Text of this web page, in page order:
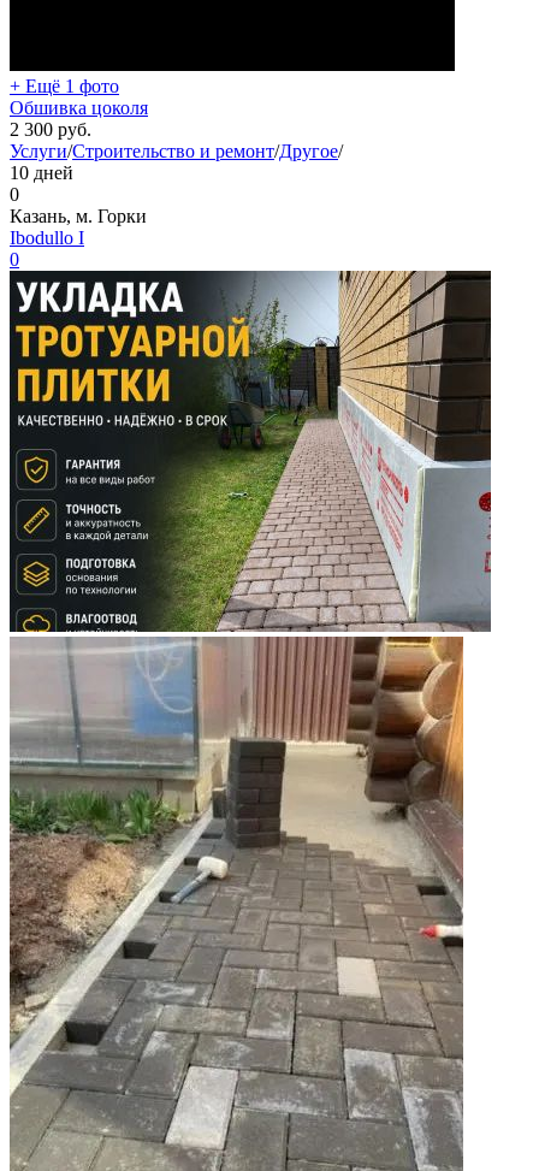
+ Ещё 1 фото
Обшивка цоколя
2 300 руб.
Услуги/Строительство и ремонт/Другое/
10 дней
0
Казань, м. Горки
Ibodullo I
0